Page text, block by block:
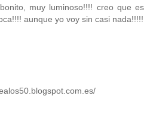
muy luminoso!!!! creo que es
aunque yo voy sin casi nada!!!!!